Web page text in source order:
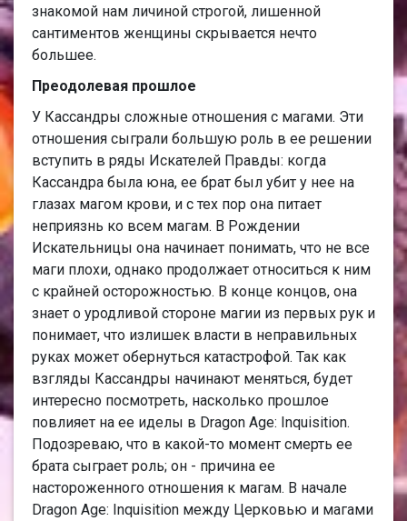
знакомой нам личиной строгой, лишенной
сантиментов женщины скрывается нечто
большее.
Преодолевая прошлое
У Кассандры сложные отношения с магами. Эти
отношения сыграли большую роль в ее решении
вступить в ряды Искателей Правды: когда
Кассандра была юна, ее брат был убит у нее на
глазах магом крови, и с тех пор она питает
неприязнь ко всем магам. В Рождении
Искательницы она начинает понимать, что не все
маги плохи, однако продолжает относиться к ним
с крайней осторожностью. В конце концов, она
знает о уродливой стороне магии из первых рук и
понимает, что излишек власти в неправильных
руках может обернуться катастрофой. Так как
взгляды Кассандры начинают меняться, будет
интересно посмотреть, насколько прошлое
повлияет на ее иделы в Dragon Age: Inquisition.
Подозреваю, что в какой-то момент смерть ее
брата сыграет роль; он - причина ее
настороженного отношения к магам. В начале
Dragon Age: Inquisition между Церковью и магами